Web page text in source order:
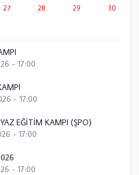
27 28 29
30
- 17:00
- 17:00
EĞİTİM KAMPI (ŞPO)
- 17:00
- 17:00